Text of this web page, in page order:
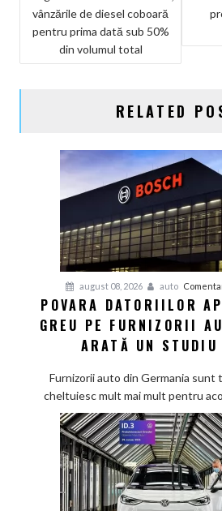
ARTICOLE
vânzările de diesel coboară
pentru prima dată sub 50%
din volumul total
RELATED
august 08, 2026 auto
POVARA DATORIILOR
GREU PE FURNIZORII
ARATĂ UN STUDIU
Furnizorii auto din Germania sunt
cheltuiesc mult mai mult pentru